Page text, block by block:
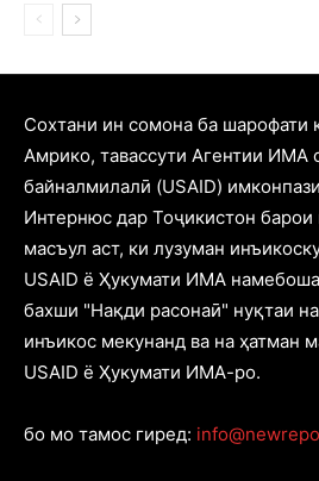
Cохтани ин сомона ба шарофати
Амрико, тавассути Агентии ИМА
байналмилалӣ (USAID)
Интернюс дар Тоҷикистон
масъул аст, ки лузуман
USAID ё Ҳукумати ИМА
бахши "Нақди расонаӣ" нуқтаи
инъикос мекунанд ва на ҳатман
USAID ё Ҳукумати ИМА-ро.
бо мо тамос гиред: